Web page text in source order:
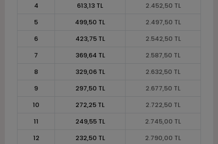
4
613,13 TL
2.452,50 TL
5
499,50 TL
2.497,50 TL
6
423,75 TL
2.542,50 TL
7
369,64 TL
2.587,50 TL
8
329,06 TL
2.632,50 TL
9
297,50 TL
2.677,50 TL
10
272,25 TL
2.722,50 TL
11
249,55 TL
2.745,00 TL
12
232,50 TL 2.790,00 TL